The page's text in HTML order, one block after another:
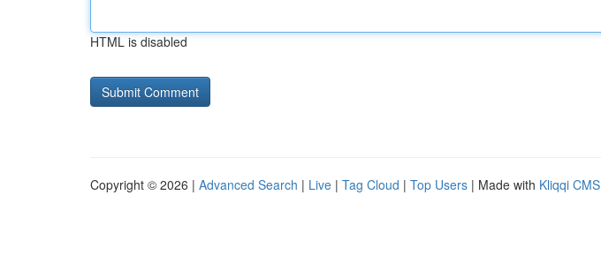
HTML is disabled
Copyright © 2026 | Advanced Search | Live | Tag Cloud | Top Users | Made with Kliqqi CMS